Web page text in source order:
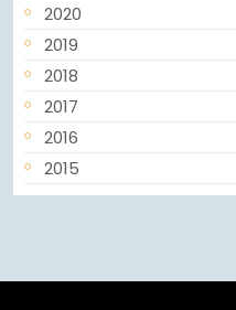
2020
2019
2018
2017
2016
2015